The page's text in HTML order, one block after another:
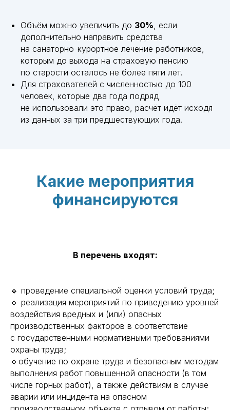
Объём можно увеличить до 30%, если
дополнительно направить средства
на санаторно-курортное лечение работников,
которым до выхода на страховую пенсию
по старости осталось не более пяти лет.
Для страхователей с численностью до 100
человек, которые два года подряд
не использовали это право, расчёт идёт исходя
из данных за три предшествующих года.
Какие мероприятия
финансируются
В перечень входят:
🔹 проведение специальной оценки условий труда;
🔹 реализация мероприятий по приведению уровней
воздействия вредных и (или) опасных
производственных факторов в соответствие
с государственными нормативными требованиями
охраны труда;
🔹обучение по охране труда и безопасным методам
выполнения работ повышенной опасности (в том
числе горных работ), а также действиям в случае
аварии или инцидента на опасном